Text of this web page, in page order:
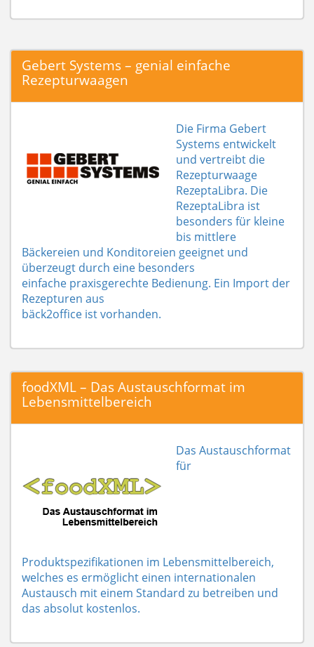
Gebert Systems – genial einfache
Rezepturwaagen
Die Firma Gebert
Systems entwickelt
und vertreibt die
Rezepturwaage
RezeptaLibra. Die
RezeptaLibra ist
besonders für kleine
bis mittlere
Bäckereien und Konditoreien geeignet und
überzeugt durch eine besonders
einfache praxisgerechte Bedienung. Ein Import der
Rezepturen aus
bäck2office ist vorhanden.
foodXML – Das Austauschformat im
Lebensmittelbereich
Das Austauschformat
für
Produktspezifikationen im Lebensmittelbereich,
welches es ermöglicht einen internationalen
Austausch mit einem Standard zu betreiben und
das absolut kostenlos.